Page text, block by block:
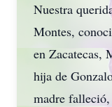
Nuestra
Montes,
en Zacatecas,
hija de
madre